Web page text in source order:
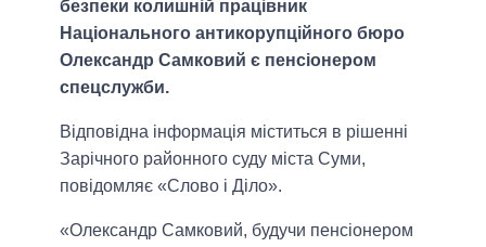
безпеки колишній працівник
Національного антикорупційного бюро
Олександр Самковий є пенсіонером
спецслужби.
Відповідна інформація міститься в рішенні
Зарічного районного суду міста Суми,
повідомляє «Слово і Діло».
«Олександр Самковий, будучи пенсіонером